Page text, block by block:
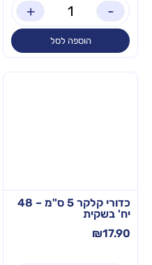
-
+
הוספה לסל
כדורי קלקר 5 ס"מ – 48
יח' בשקית
₪17.90